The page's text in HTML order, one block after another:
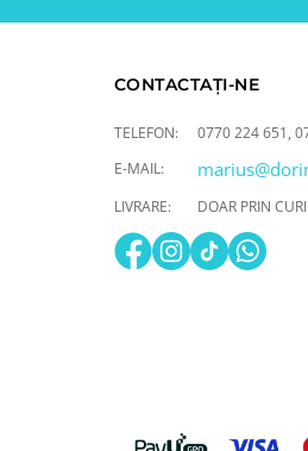
CONTACTAȚI-NE
TELEFON: 0770 224 651,
E-MAIL:
LIVRARE: DOAR PRIN